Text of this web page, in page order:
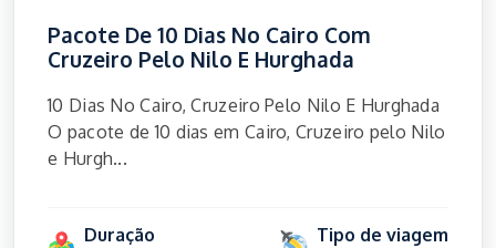
Pacote De 10 Dias No Cairo Com
Cruzeiro Pelo Nilo E Hurghada
10 Dias No Cairo, Cruzeiro Pelo Nilo E Hurghada
O pacote de 10 dias em Cairo, Cruzeiro pelo Nilo
e Hurgh...
Duração Tipo de viagem